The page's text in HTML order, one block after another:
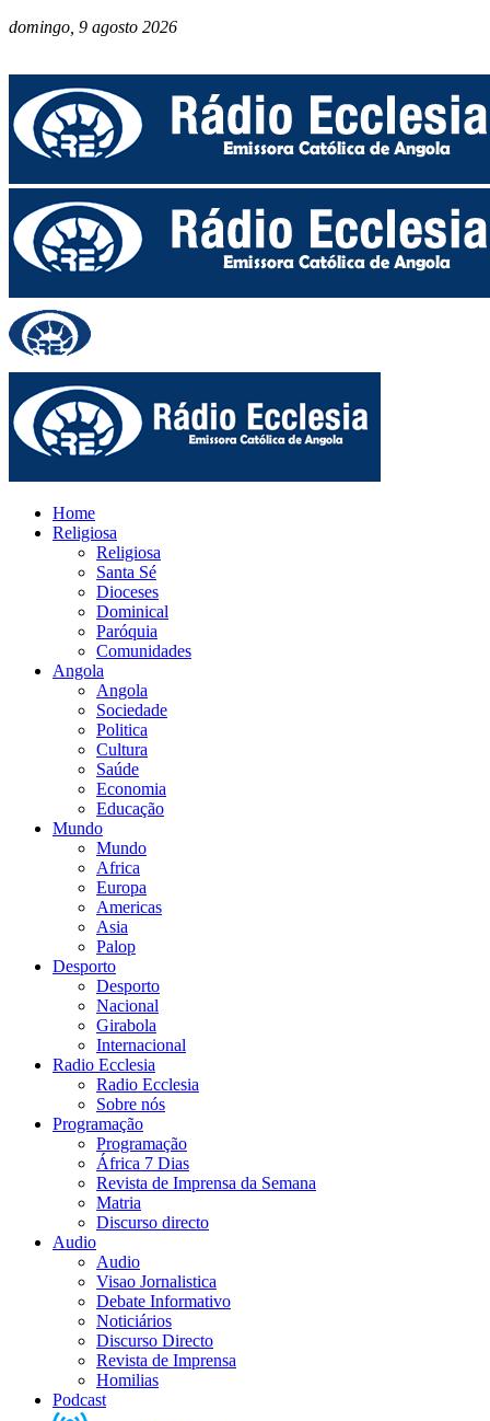
domingo, 9 agosto 2026
Home
Religiosa
Religiosa
Santa Sé
Dioceses
Dominical
Paróquia
Comunidades
Angola
Angola
Sociedade
Politica
Cultura
Saúde
Economia
Educação
Mundo
Mundo
Africa
Europa
Americas
Asia
Palop
Desporto
Desporto
Nacional
Girabola
Internacional
Radio Ecclesia
Radio Ecclesia
Sobre nós
Programação
Programação
África 7 Dias
Revista de Imprensa da Semana
Matria
Discurso directo
Audio
Audio
Visao Jornalistica
Debate Informativo
Noticiários
Discurso Directo
Revista de Imprensa
Homilias
Podcast